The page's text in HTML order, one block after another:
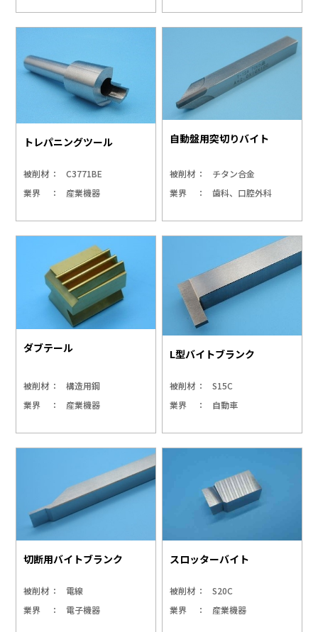
トレパニングツール
被削材
C3771BE
業界
産業機器
自動盤用突切りバイト
被削材
チタン合金
業界
歯科、口腔外科
ダブテール
被削材
構造用鋼
業界
産業機器
L型バイトブランク
被削材
S15C
業界
自動車
切断用バイトブランク
被削材
電線
業界
電子機器
スロッターバイト
被削材
S20C
業界
産業機器